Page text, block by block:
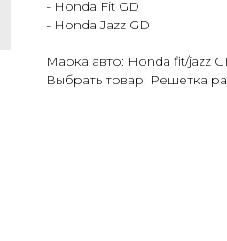
- Honda Fit GD
- Honda Jazz GD
Марка авто: Honda fit/jazz
Выбрать товар: Решетка